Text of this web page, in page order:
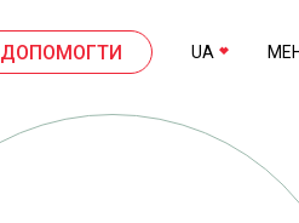
ДОПОМОГТИ UA